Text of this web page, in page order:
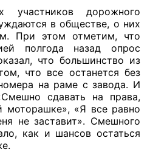
участников дорожного
в обществе, о них
При этом отметим, что
полгода назад опрос
что большинство из
что все останется без
на раме с завода. И
сдавать на права,
моторашке», «Я все равно
не заставит». Смешного
как и шансов остаться